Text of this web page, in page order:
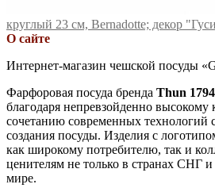
круглый 23 см, Bernadotte; декор
О сайте
Интернет-магазин чешской посуды
Фарфоровая посуда бренда Thun 1794
благодаря непревзойденно высокому
сочетанию современных технологий
создания посуды. Изделия с
как широкому потребителю, так и
ценителям не только в странах СНГ
мире.